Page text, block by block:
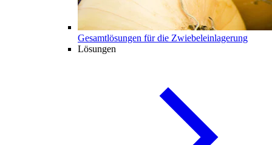
Gesamtlösungen für die Zwiebeleinlagerung
Lösungen